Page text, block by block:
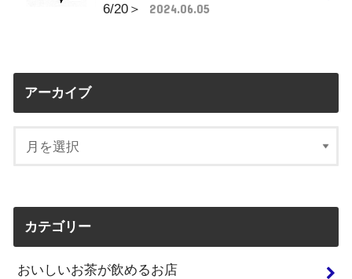
6/20＞
2024.06.05
アーカイブ
カテゴリー
おいしいお茶が飲めるお店